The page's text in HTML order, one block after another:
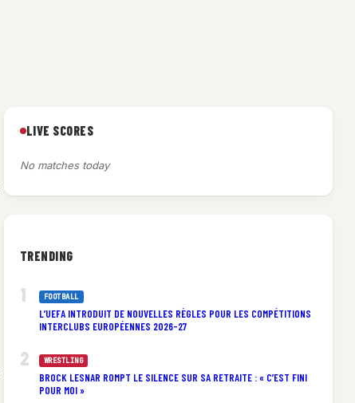
LIVE SCORES
No matches today
TRENDING
FOOTBALL
L’UEFA INTRODUIT DE NOUVELLES RÈGLES POUR LES COMPÉTITIONS
INTERCLUBS EUROPÉENNES 2026-27
WRESTLING
BROCK LESNAR ROMPT LE SILENCE SUR SA RETRAITE : « C’EST FINI
POUR MOI »